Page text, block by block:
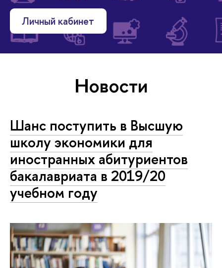
Личный кабинет
Новости
Шанс поступить в Высшую
школу экономики для
иностранных абитуриентов
бакалавриата в 2019/20
учебном году